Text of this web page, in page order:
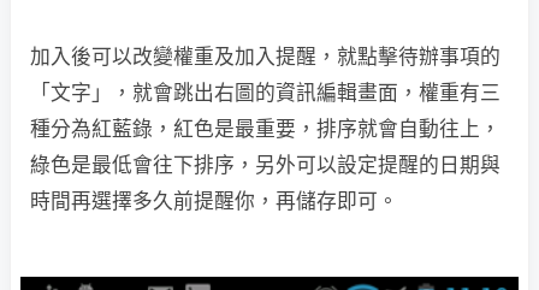
加入後可以改變權重及加入提醒，就點擊待辦事項的
「文字」，就會跳出右圖的資訊編輯畫面，權重有三
種分為紅藍錄，紅色是最重要，排序就會自動往上，
綠色是最低會往下排序，另外可以設定提醒的日期與
時間再選擇多久前提醒你，再儲存即可。